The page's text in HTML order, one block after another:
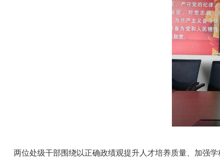
两位处级干部围绕以正确政绩观提升人才培养质量、加强